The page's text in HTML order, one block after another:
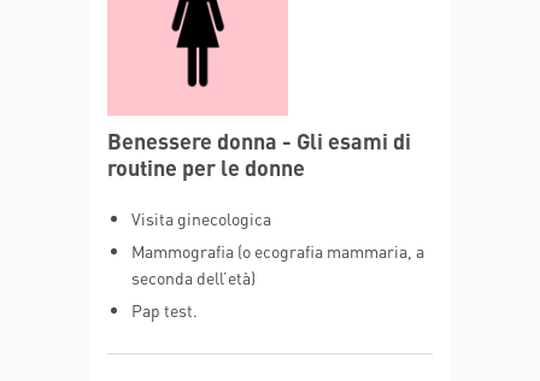
Benessere donna - Gli esami di
routine per le donne
Visita ginecologica
Mammografia (o ecografia mammaria, a
seconda dell’età)
Pap test.